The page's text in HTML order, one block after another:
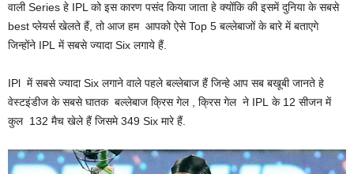
वाली Series हे IPL को इस कारण पसंद किया जाता हे क्योंकि की इसमें दुनिया के सबसे
best प्लेयर्स खेलते हैं, तो आज हम आपको ऐसे Top 5 बल्लेबाजों के बारे में बताएगे
जिन्होंने IPL में सबसे ज्यादा Six लगाये हैं.
IPl में सबसे ज्यादा Six लगाने वाले पहले बल्लेबाज हैं जिन्हे आप सब बखूबी जानते हे
वेस्टइंडीज के सबसे घातक बल्लेबाज क्रिस गेल , क्रिस गेल ने IPL के 12 सीजन में
कुल 132 मैच खेले हैं जिसमे 349 Six मारे हैं.